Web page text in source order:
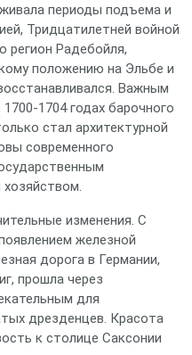
периоды подъема и
Тридцатилетней войной
регион Радебойля,
положению на Эльбе и
Важным
1704 годах барочного
стал архитектурной
современного
изменения. С
железной
дорога в Германии,
прошла через
для
дрезденцев. Красота
к столице Саксонии